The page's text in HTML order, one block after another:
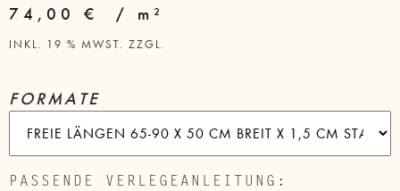
74,00 € / m²
INKL. 19 % MWST. ZZGL.
FORMATE
PASSENDE VERLEGEANLEITUNG: